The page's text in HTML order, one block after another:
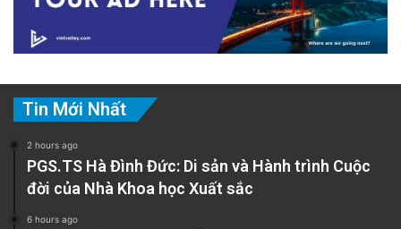
Tin Mới Nhất
2 hours ago
PGS.TS Hà Đình Đức: Di sản và Hành trình Cuộc
đời của Nhà Khoa học Xuất sắc
6 hours ago